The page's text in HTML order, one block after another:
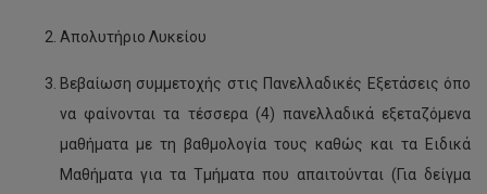
Απολυτήριο Λυκείου
Βεβαίωση συμμετοχής στις Πανελλαδικές Εξετάσεις όπο
να φαίνονται τα τέσσερα (4) πανελλαδικά εξεταζόμενα
μαθήματα με τη βαθμολογία τους καθώς και τα Ειδικά
Μαθήματα για τα Τμήματα που απαιτούνται (Για δείγμα